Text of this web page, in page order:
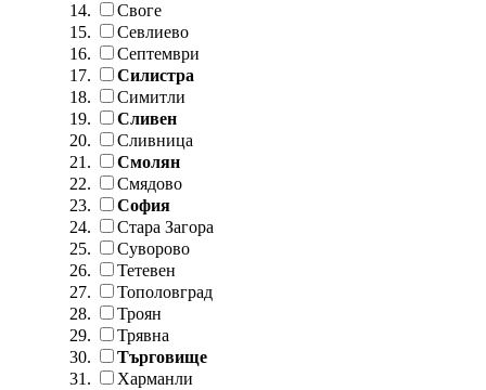
Своге
Севлиево
Септември
Силистра
Симитли
Сливен
Сливница
Смолян
Смядово
София
Стара Загора
Суворово
Тетевен
Тополовград
Троян
Трявна
Търговище
Харманли